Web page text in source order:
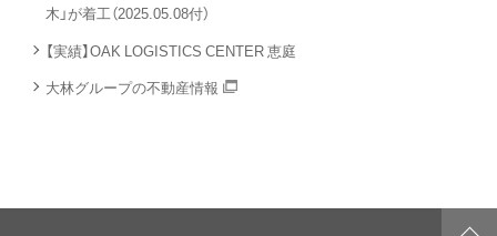
木」が着工（2025.05.08付）
【実績】OAK LOGISTICS CENTER 恵庭
大林グループの不動産情報